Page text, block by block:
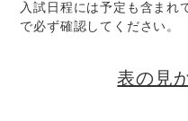
入試日程には予定も含まれ
で必ず確認してください。
表の見